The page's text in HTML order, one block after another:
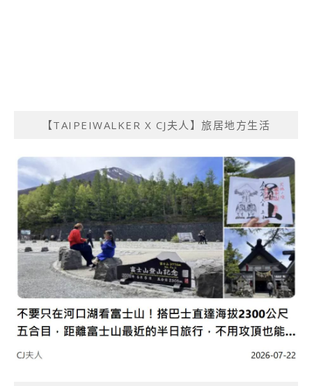
【TAIPEIWALKER X CJ夫人】旅居地方生活